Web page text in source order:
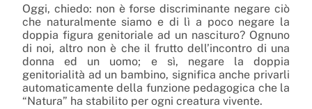
Oggi, chiedo: non è forse discriminante negare ciò
che naturalmente siamo e di lì a poco negare la
doppia figura genitoriale ad un nascituro? Ognuno
di noi, altro non è che il frutto dell’incontro di una
donna ed un uomo; e sì, negare la doppia
genitorialità ad un bambino, significa anche privarli
automaticamente della funzione pedagogica che la
“Natura” ha stabilito per ogni creatura vivente.